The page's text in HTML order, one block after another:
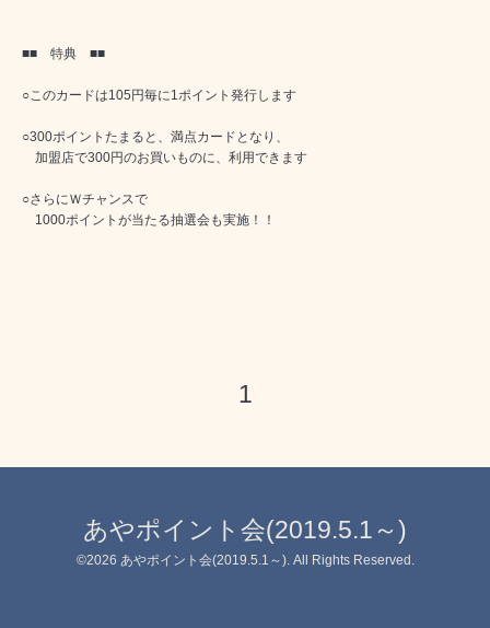
■■ 特典 ■■
○このカードは105円毎に1ポイント発行します
○300ポイントたまると、満点カードとなり、
加盟店で300円のお買いものに、利用できます
○さらにＷチャンスで
1000ポイントが当たる抽選会も実施！！
1
あやポイント会(2019.5.1～)
©2026 あやポイント会(2019.5.1～). All Rights Reserved.